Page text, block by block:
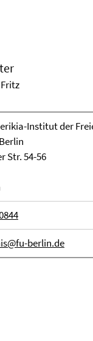
Institut der
Str. 54-56
berlin.de